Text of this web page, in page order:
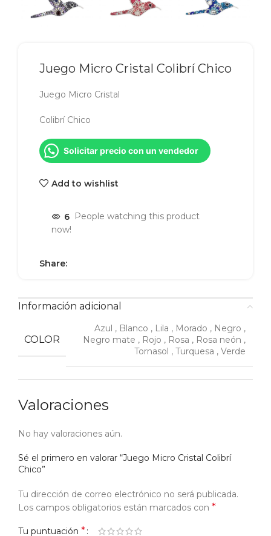
Juego Micro Cristal Colibrí Chico
Juego Micro Cristal
Colibrí Chico
Solicitar precio con un vendedor
Add to wishlist
6 People watching this product
now!
Share:
Información adicional
COLOR
Azul , Blanco , Lila , Morado , Negro ,
Negro mate , Rojo , Rosa , Rosa neón ,
Tornasol , Turquesa , Verde
Valoraciones
No hay valoraciones aún.
Sé el primero en valorar “Juego Micro Cristal Colibrí
Chico”
Tu dirección de correo electrónico no será publicada.
Los campos obligatorios están marcados con *
Tu puntuación *